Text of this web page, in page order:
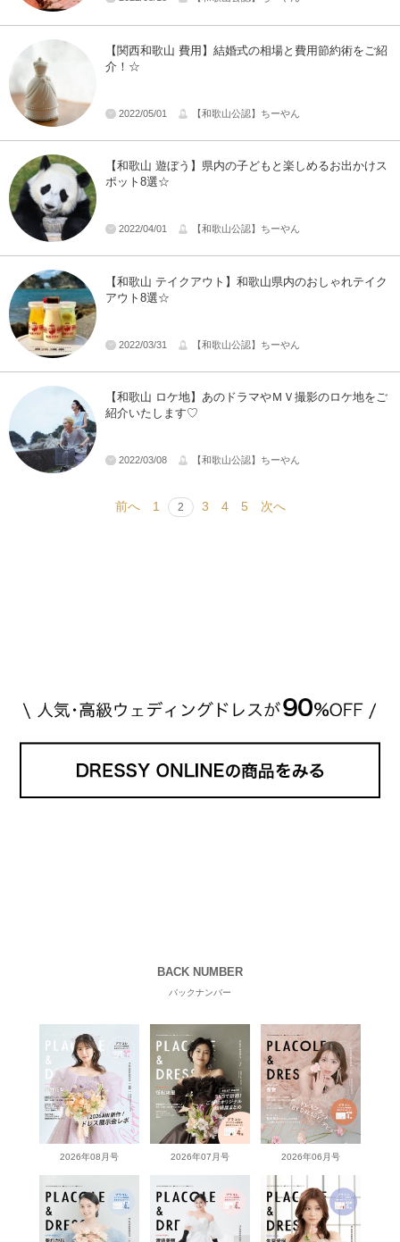
【関西和歌山 費用】結婚式の相場と費用節約術をご紹
介！☆
2022/05/01 【和歌山公認】ちーやん
【和歌山 遊ぼう】県内の子どもと楽しめるお出かけス
ポット8選☆
2022/04/01 【和歌山公認】ちーやん
【和歌山 テイクアウト】和歌山県内のおしゃれテイク
アウト8選☆
2022/03/31 【和歌山公認】ちーやん
【和歌山 ロケ地】あのドラマやＭＶ撮影のロケ地をご
紹介いたします♡
2022/03/08 【和歌山公認】ちーやん
前へ 1 2 3 4 5 次へ
BACK NUMBER
バックナンバー
2026年08月号 2026年07月号 2026年06月号